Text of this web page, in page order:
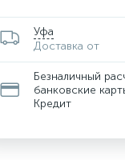
Уфа
Доставка от
Безналичный
банковские
Кредит